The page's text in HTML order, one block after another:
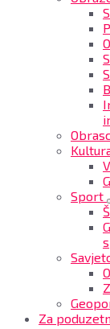
Sport
Za